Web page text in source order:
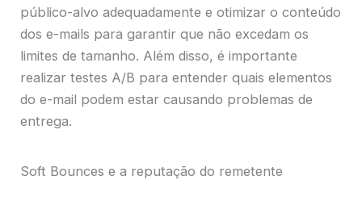
público-alvo adequadamente e otimizar o conteúdo
dos e-mails para garantir que não excedam os
limites de tamanho. Além disso, é importante
realizar testes A/B para entender quais elementos
do e-mail podem estar causando problemas de
entrega.
Soft Bounces e a reputação do remetente